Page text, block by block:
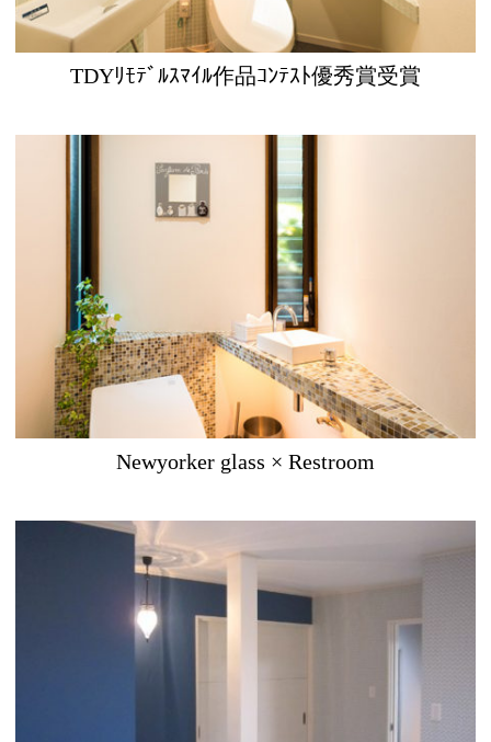
TDYﾘﾓﾃﾞﾙｽﾏｲﾙ作品ｺﾝﾃｽﾄ優秀賞受賞
Newyorker glass × Restroom